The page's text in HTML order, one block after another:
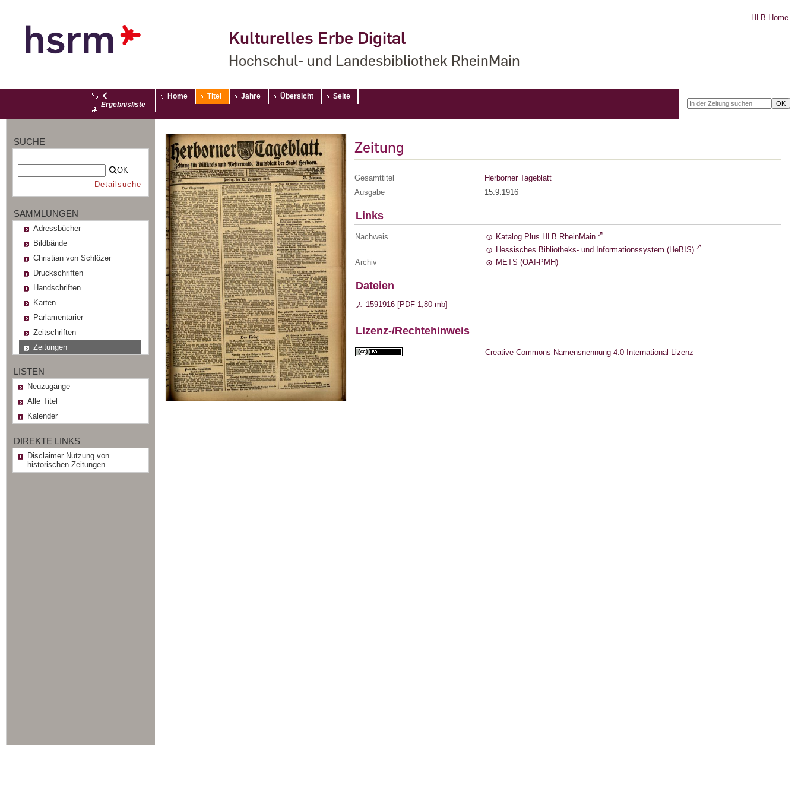
Kulturelles Erbe Digital
Hochschul- und Landesbibliothek RheinMain
HLB Home
Ergebnisliste
Home Titel Jahre Übersicht Seite
SUCHE
OK
Detailsuche
SAMMLUNGEN
Adressbücher
Bildbände
Christian von Schlözer
Druckschriften
Handschriften
Karten
Parlamentarier
Zeitschriften
Zeitungen
LISTEN
Neuzugänge
Alle Titel
Kalender
DIREKTE LINKS
Disclaimer Nutzung von
historischen Zeitungen
Zeitung
Gesamttitel
Herborner Tageblatt
Ausgabe
15.9.1916
Links
Nachweis
Katalog Plus HLB RheinMain
Hessisches Bibliotheks- und Informationssystem (HeBIS)
Archiv
METS (OAI-PMH)
Dateien
1591916 [PDF 1,80 mb]
Lizenz-/Rechtehinweis
Creative Commons Namensnennung 4.0 International Lizenz